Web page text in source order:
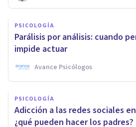
PSICOLOGÍA
Parálisis por análisis: cuando
impide actuar
Avance Psicólogos
PSICOLOGÍA
Adicción a las redes sociales
¿qué pueden hacer los padres?